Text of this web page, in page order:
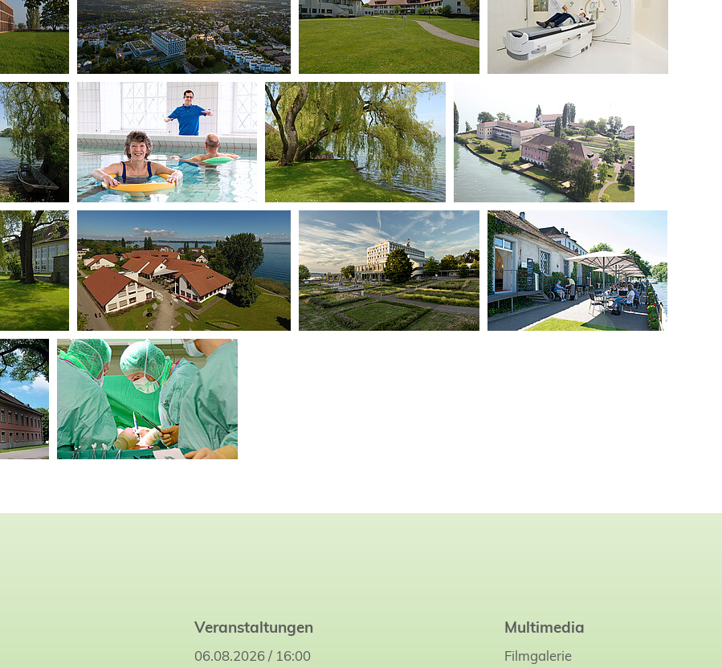
Veranstaltungen
06.08.2026 / 16:00
Multimedia
Filmgalerie